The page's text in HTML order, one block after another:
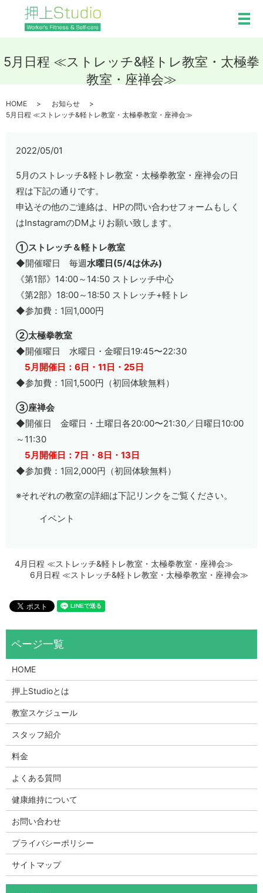
メ
5月日程 ≪ストレッチ&軽トレ教室・太極拳
教室・座禅会≫
HOME
お知らせ
5月日程 ≪ストレッチ&軽トレ教室・太極拳教室・座禅会≫
2022/05/01
5月のストレッチ&軽トレ教室・太極拳教室・座禅会の日
程は下記の通りです。
申込その他のご連絡は、HPの問い合わせフォームもしく
はInstagramのDMよりお願い致します。
①ストレッチ＆軽トレ教室
◆開催曜日 毎週水曜日(5/4は休み)
《第1部》14:00～14:50 ストレッチ中心
《第2部》18:00～18:50 ストレッチ+軽トレ
◆参加費：1回1,000円
②太極拳教室
◆開催曜日 水曜日・金曜日19:45〜22:30
5月開催日：6日・11日・25日
◆参加費：1回1,500円（初回体験無料）
③座禅会
◆開催日 金曜日・土曜日各20:00〜21:30／日曜日10:00
～11:30
5月開催日：7日・8日・13日
◆参加費：1回2,000円（初回体験無料）
※それぞれの教室の詳細は下記リンクをご覧ください。
イベント
4月日程 ≪ストレッチ&軽トレ教室・太極拳教室・座禅会≫
6月日程 ≪ストレッチ&軽トレ教室・太極拳教室・座禅会≫
HOME
押上Studioとは
教室スケジュール
スタッフ紹介
料金
よくある質問
健康維持について
お問い合わせ
プライバシーポリシー
サイトマップ